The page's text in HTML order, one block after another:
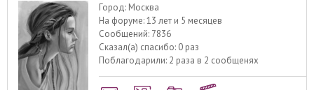
Город: Москва
На форуме:13 лет и 5 месяцев
Сообщений: 7836
Сказал(а) спасибо: 0 раз
Поблагодарили: 2 раза в 2 сообщенях